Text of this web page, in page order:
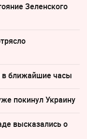
Зеленского
ближайшие часы
покинул Украину
высказались о